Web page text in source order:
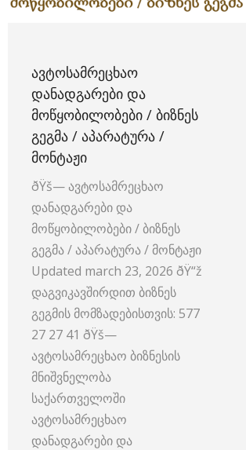
ᲐᲕᲢᲝᲡᲐᲛᲠᲔᲪᲮᲐᲝ
ᲓᲐᲜᲐᲓᲒᲐᲠᲔᲑᲘ ᲓᲐ
ᲛᲝᲬᲧᲝᲑᲘᲚᲝᲑᲔᲑᲘ / ᲑᲘᲖᲜᲔᲡ
ᲒᲔᲒᲛᲐ / ᲐᲞᲐᲠᲐᲢᲣᲠᲐ /
ᲛᲝᲜᲢᲐᲟᲘ
ðŸš— ავტოსამრეცხაო
დანადგარები და
მოწყობილობები / ბიზნეს
გეგმა / აპარატურა / მონტაჟი
Updated march 23, 2026 ðŸ“ž
დაგვიკავშირდით ბიზნეს
გეგმის მომზადებისთვის: 577
27 27 41 ðŸš—
ავტოსამრეცხაო ბიზნესის
მნიშვნელობა
საქართველოში
ავტოსამრეცხაო
დანადგარები და